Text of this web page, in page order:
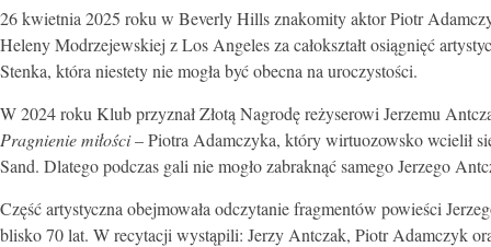
26 kwietnia 2025 roku w Beverly Hills znakomity aktor Piotr
Heleny Modrzejewskiej z Los Angeles za całokształt osiągnięć
Stenka, która niestety nie mogła być obecna na uroczystości.
W 2024 roku Klub przyznał Złotą Nagrodę reżyserowi Jerzemu
Pragnienie miłości– Piotra Adamczyka, który wirtuozowsko wcielił
Sand. Dlatego podczas gali nie mogło zabraknąć samego Jerzego
Część artystyczna obejmowała odczytanie fragmentów powieści
blisko 70 lat. W recytacji wystąpili: Jerzy Antczak, Piotr Adamczyk